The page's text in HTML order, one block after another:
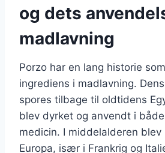
og dets
madlavning
Porzo har en lang historie
ingrediens i madlavning.
spores tilbage til oldtidens
blev dyrket og anvendt i
medicin. I middelalderen
Europa, især i Frankrig og